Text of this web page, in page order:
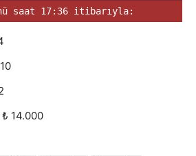
saat 17:36 itibarıyla:
₺ 14.000